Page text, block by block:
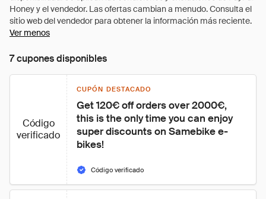
Ver menos
7 cupones disponibles
Código
verificado
CUPÓN DESTACADO
Get 120€ off orders over 2000€,
this is the only time you can enjoy
super discounts on Samebike e-
bikes!
Código verificado